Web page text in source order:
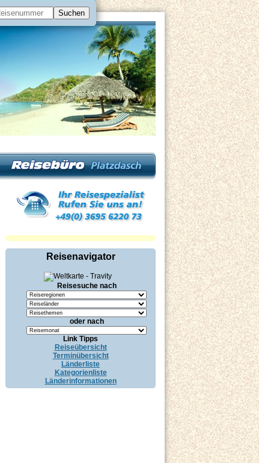
Reisenavigator
Reisesuche nach
oder nach
Link Tipps
Reiseübersicht
Terminübersicht
Länderliste
Kategorienliste
Länderinformationen